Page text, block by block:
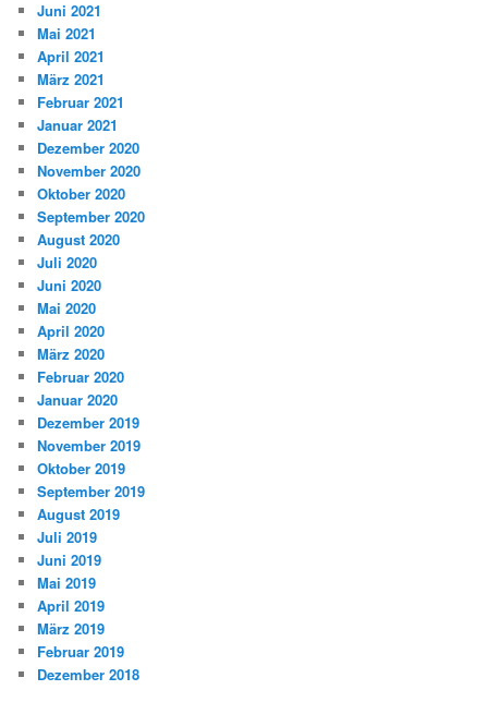
Juni 2021
Mai 2021
April 2021
März 2021
Februar 2021
Januar 2021
Dezember 2020
November 2020
Oktober 2020
September 2020
August 2020
Juli 2020
Juni 2020
Mai 2020
April 2020
März 2020
Februar 2020
Januar 2020
Dezember 2019
November 2019
Oktober 2019
September 2019
August 2019
Juli 2019
Juni 2019
Mai 2019
April 2019
März 2019
Februar 2019
Dezember 2018